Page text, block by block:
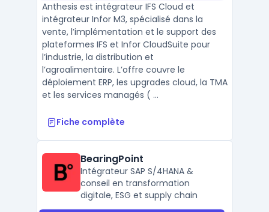
Anthesis est intégrateur IFS Cloud et
intégrateur Infor M3, spécialisé dans la
vente, l’implémentation et le support des
plateformes IFS et Infor CloudSuite pour
l’industrie, la distribution et
l’agroalimentaire. L’offre couvre le
déploiement ERP, les upgrades cloud, la TMA
et les services managés ( ...
Fiche complète
BearingPoint
Intégrateur SAP S/4HANA &
conseil en transformation
digitale, ESG et supply chain